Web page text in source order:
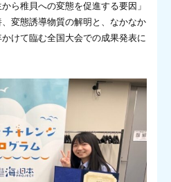
ら稚貝への変態を促進する要因」
変態誘導物質の解明と、なかなか
けて臨む全国大会での成果発表に